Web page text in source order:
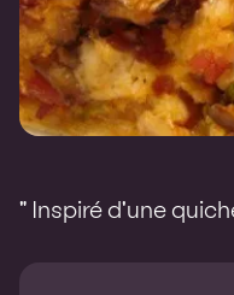
" Inspiré d'une